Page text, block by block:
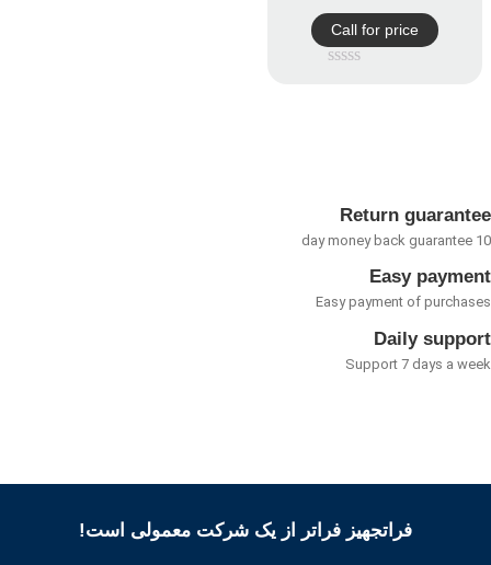
Call for price
Return
Easy
Easy payment of
Daily
Support 7 days a
فراتجهیز فراتر از یک شرکت معمولی است!